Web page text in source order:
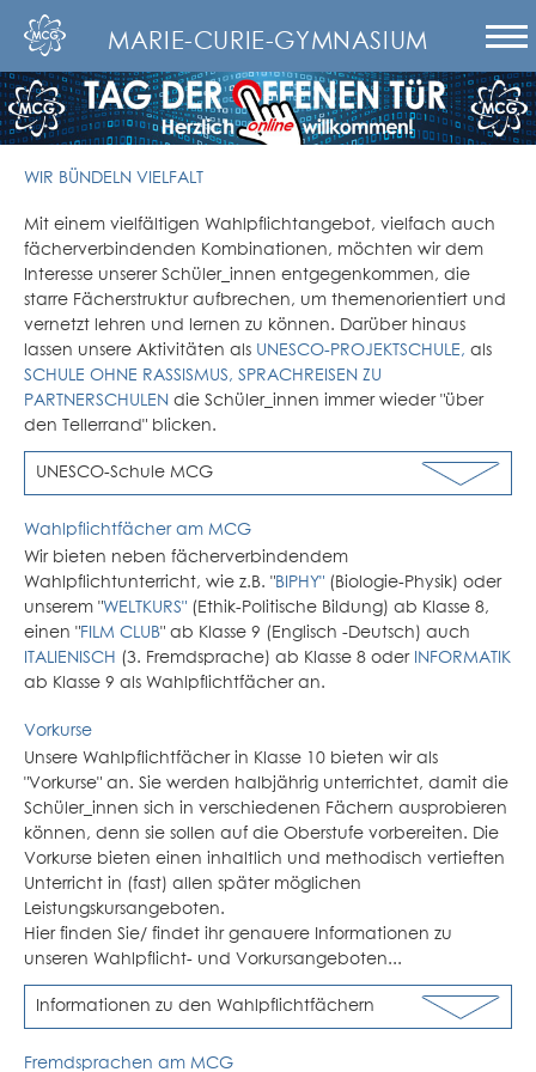
MARIE-CURIE-GYMNASIUM
WIR BÜNDELN VIELFALT
Mit einem vielfältigen Wahlpflichtangebot, vielfach auch
fächerverbindenden Kombinationen, möchten wir dem
Interesse unserer Schüler_innen entgegenkommen, die
starre Fächerstruktur aufbrechen, um themenorientiert und
vernetzt lehren und lernen zu können. Darüber hinaus
lassen unsere Aktivitäten als UNESCO-PROJEKTSCHULE, als
SCHULE OHNE RASSISMUS, SPRACHREISEN ZU
PARTNERSCHULEN die Schüler_innen immer wieder "über
den Tellerrand" blicken.
UNESCO-Schule MCG
Wahlpflichtfächer am MCG
Wir bieten neben fächerverbindendem
Wahlpflichtunterricht, wie z.B. "BIPHY" (Biologie-Physik) oder
unserem "WELTKURS" (Ethik-Politische Bildung) ab Klasse 8,
einen "FILM CLUB" ab Klasse 9 (Englisch -Deutsch) auch
ITALIENISCH (3. Fremdsprache) ab Klasse 8 oder INFORMATIK
ab Klasse 9 als Wahlpflichtfächer an.
Vorkurse
Unsere Wahlpflichtfächer in Klasse 10 bieten wir als
"Vorkurse" an. Sie werden halbjährig unterrichtet, damit die
Schüler_innen sich in verschiedenen Fächern ausprobieren
können, denn sie sollen auf die Oberstufe vorbereiten. Die
Vorkurse bieten einen inhaltlich und methodisch vertieften
Unterricht in (fast) allen später möglichen
Leistungskursangeboten.
Hier finden Sie/ findet ihr genauere Informationen zu
unseren Wahlpflicht- und Vorkursangeboten...
Informationen zu den Wahlpflichtfächern
Fremdsprachen am MCG